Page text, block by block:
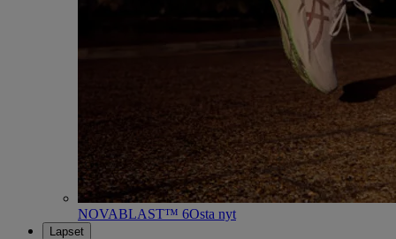
NOVABLAST™ 6Osta nyt
Lapset